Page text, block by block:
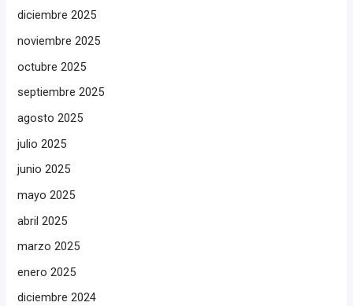
diciembre 2025
noviembre 2025
octubre 2025
septiembre 2025
agosto 2025
julio 2025
junio 2025
mayo 2025
abril 2025
marzo 2025
enero 2025
diciembre 2024